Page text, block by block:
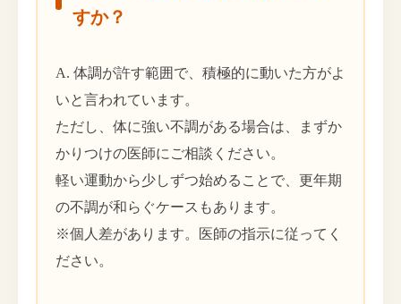
すか？
A. 体調が許す範囲で、積極的に動いた方がよ
いと言われています。
ただし、体に強い不調がある場合は、まずか
かりつけの医師にご相談ください。
軽い運動から少しずつ始めることで、更年期
の不調が和らぐケースもあります。
※個人差があります。医師の指示に従ってく
ださい。